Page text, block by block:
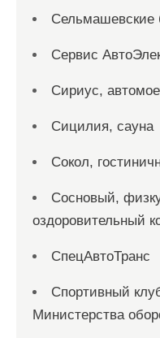
Сельмашевские
Сервис
Сириус,
Сицилия, сауна
Сокол,
Сосновый,
оздоровительный
СпецАвтоТранс
Спортивный
Министерства